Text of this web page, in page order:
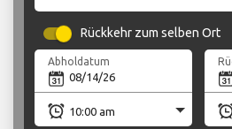
Rückkehr zum selben Ort
Abholdatum